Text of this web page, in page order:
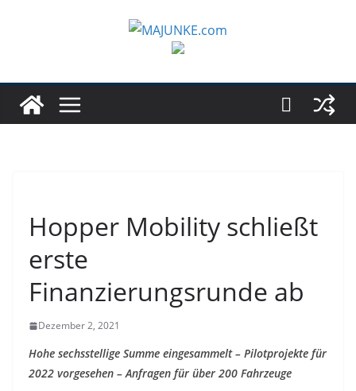
Hopper Mobility schließt
erste
Finanzierungsrunde ab
Dezember 2, 2021
Hohe sechsstellige Summe eingesammelt – Pilotprojekte für
2022 vorgesehen – Anfragen für über 200 Fahrzeuge